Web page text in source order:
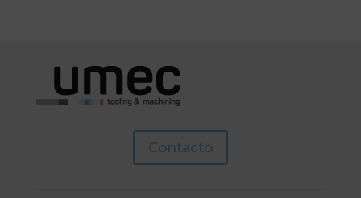
Contacto